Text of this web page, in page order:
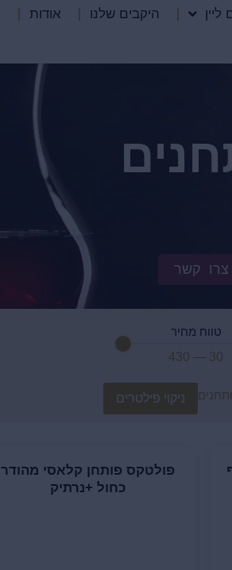
ליין היקבים שלנו אודות
צרו קשר
טווח מחיר
30
—
430
ניקוי פילטרים
פולטקס פותחן קלאסי מהודר
כחול +נרתיק